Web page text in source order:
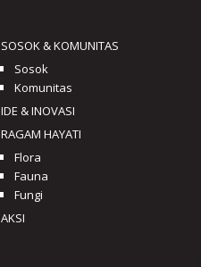
SOSOK & KOMUNITAS
Sosok
Komunitas
IDE & INOVASI
RAGAM HAYATI
Flora
Fauna
Fungi
AKSI